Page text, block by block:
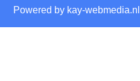
Powered by kay-webmedia.nl